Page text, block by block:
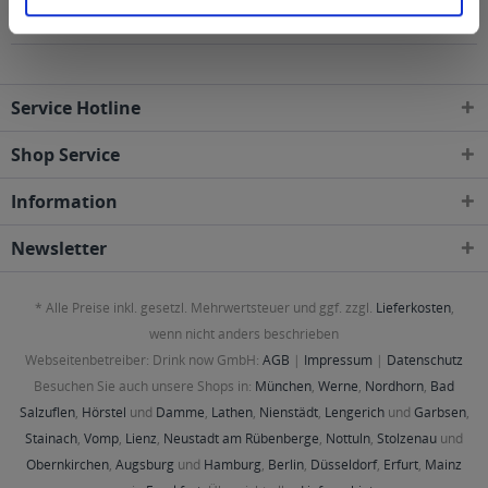
geliefert
Service Hotline
Shop Service
Information
Newsletter
* Alle Preise inkl. gesetzl. Mehrwertsteuer und ggf. zzgl. Lieferkosten,
wenn nicht anders beschrieben
Webseitenbetreiber: Drink now GmbH: AGB | Impressum | Datenschutz
Besuchen Sie auch unsere Shops in: München, Werne, Nordhorn, Bad
Salzuflen, Hörstel und Damme, Lathen, Nienstädt, Lengerichund Garbsen,
Stainach, Vomp, Lienz, Neustadt am Rübenberge, Nottuln, Stolzenau und
Obernkirchen, Augsburg und Hamburg, Berlin, Düsseldorf, Erfurt, Mainz